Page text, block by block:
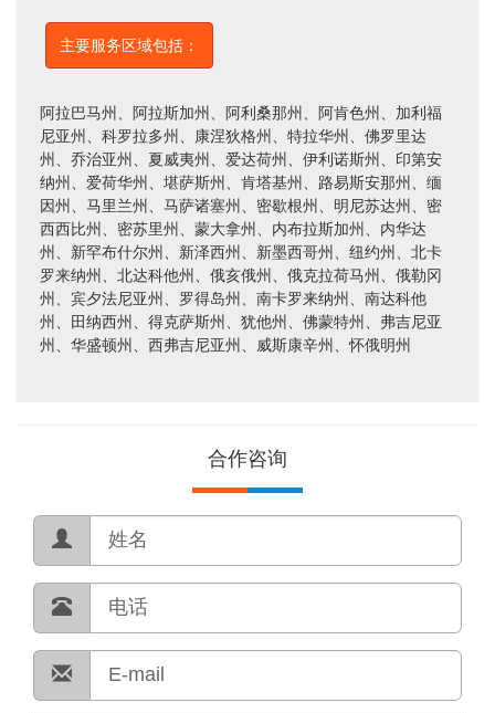
主要服务区域包括：
阿拉巴马州、阿拉斯加州、阿利桑那州、阿肯色州、加利福
尼亚州、科罗拉多州、康涅狄格州、特拉华州、佛罗里达
州、乔治亚州、夏威夷州、爱达荷州、伊利诺斯州、印第安
纳州、爱荷华州、堪萨斯州、肯塔基州、路易斯安那州、缅
因州、马里兰州、马萨诸塞州、密歇根州、明尼苏达州、密
西西比州、密苏里州、蒙大拿州、内布拉斯加州、内华达
州、新罕布什尔州、新泽西州、新墨西哥州、纽约州、北卡
罗来纳州、北达科他州、俄亥俄州、俄克拉荷马州、俄勒冈
州、宾夕法尼亚州、罗得岛州、南卡罗来纳州、南达科他
州、田纳西州、得克萨斯州、犹他州、佛蒙特州、弗吉尼亚
州、华盛顿州、西弗吉尼亚州、威斯康辛州、怀俄明州
合作咨询